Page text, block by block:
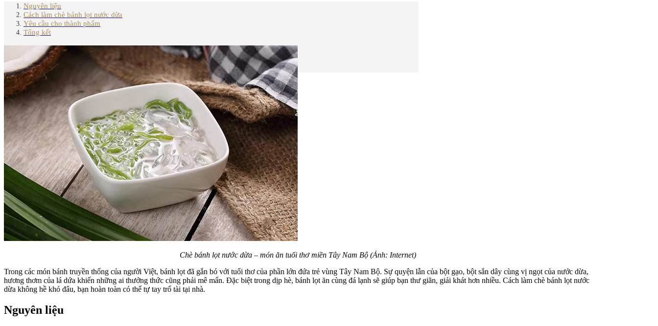
Nguyên liệu
Cách làm chè bánh lọt nước dừa
Yêu cầu cho thành phẩm
Tổng kết
Chè bánh lọt nước dừa – món ăn tuổi thơ miền Tây Nam Bộ (Ảnh: Internet)
Trong các món bánh truyền thống của người Việt, bánh lọt đã gắn bó với tuổi thơ của phần lớn đứa trẻ vùng Tây Nam Bộ. Sự quyện lẫn của bột gạo, bột sắn dây cùng vị ngọt của nước dừa,
hương thơm của lá dứa khiến những ai thưởng thức cũng phải mê mẩn. Đặc biệt trong dịp hè, bánh lọt ăn cùng đá lạnh sẽ giúp bạn thư giãn, giải khát hơn nhiều. Cách làm chè bánh lọt nước
dừa không hề khó đâu, bạn hoàn toàn có thể tự tay trổ tài tại nhà.
Nguyên liệu